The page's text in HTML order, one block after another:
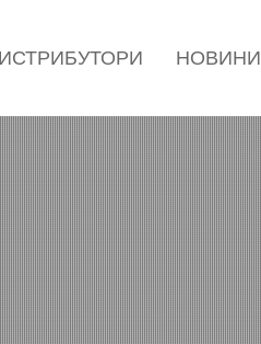
НОВИНИ